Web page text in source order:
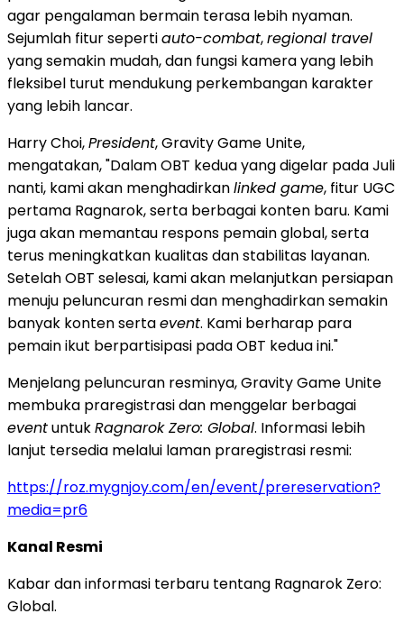
agar pengalaman bermain terasa lebih nyaman.
Sejumlah fitur sepertiauto-combat,regional travel
yang semakin mudah, dan fungsi kamera yang lebih
fleksibel turut mendukung perkembangan karakter
yang lebih lancar.
Harry Choi,President, Gravity Game Unite,
mengatakan, "Dalam OBT kedua yang digelar pada Juli
nanti, kami akan menghadirkanlinked game, fitur UGC
pertama Ragnarok, serta berbagai konten baru. Kami
juga akan memantau respons pemain global, serta
terus meningkatkan kualitas dan stabilitas layanan.
Setelah OBT selesai, kami akan melanjutkan persiapan
menuju peluncuran resmi dan menghadirkan semakin
banyak konten sertaevent. Kami berharap para
pemain ikut berpartisipasi pada OBT kedua ini."
Menjelang peluncuran resminya, Gravity Game Unite
membuka praregistrasi dan menggelar berbagai
eventuntukRagnarok Zero: Global. Informasi lebih
lanjut tersedia melalui laman praregistrasi resmi:
https://roz.mygnjoy.com/en/event/prereservation?
media=pr6
Kanal Resmi
Kabar dan informasi terbaru tentang Ragnarok Zero:
Global.